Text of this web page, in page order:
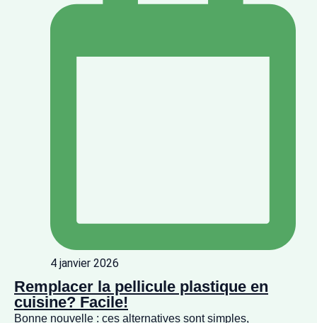
4 janvier 2026
Remplacer la pellicule plastique en
cuisine? Facile!
Bonne nouvelle : ces alternatives sont simples,